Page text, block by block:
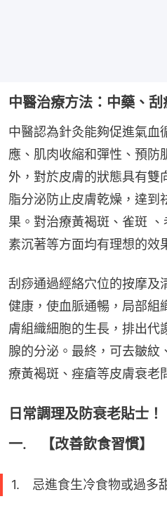
中醫治療方法：中藥、
中醫認為針灸能夠促進氣血
應、肌肉收縮和彈性、預防
外，對於皮膚的狀態具有雙
脂分泌防止皮膚乾燥，達到
果。對治療黃褐斑、雀斑
素沉著等方面均有理想的效
刮痧通過經絡穴位的按摩及
健康，使血脈通暢，局部組
膚組織細胞的生長，排出代
腺的分泌。最終，可去皺紋
療黃褐斑、痤瘡等皮膚衰老
日常調理及防衰老貼士！
一. 【改善飲食習慣】
1. 忌進食生冷食物或過多